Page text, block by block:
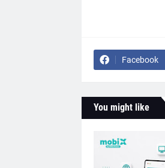
Facebook
You might like